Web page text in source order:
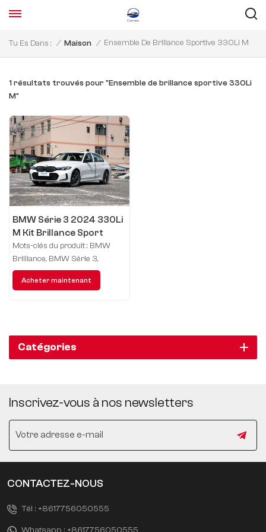
Tu Es Dans : / Maison / Ensemble De Brillance Sportive 330Li M
1 résultats trouvés pour "Ensemble de brillance sportive 330Li
M"
BMW Série 3 2024 330Li
M Kit Brillance Sport
Mots-clés du produit : BMW
Brilliance, BMW Série 3,
performances de conduite,
qualité des processus, esprit
précis, sécurité complète.
Acheter maintenant
Catégories
Inscrivez-vous à nos newsletters
CONTACTEZ-NOUS
Tél : +8617756050555
Whatsapp : +8617756050555